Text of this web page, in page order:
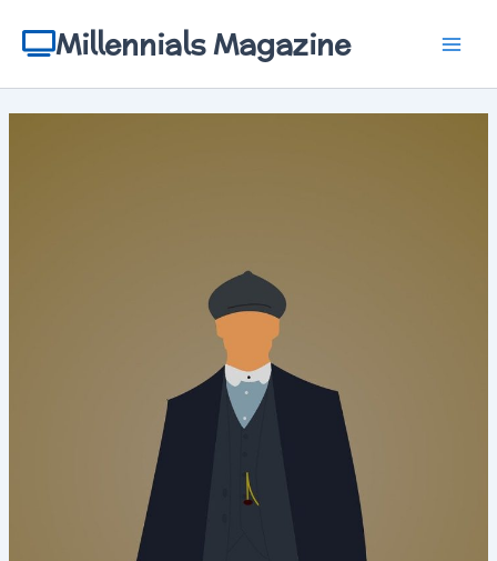
contenuMillennials Magazine